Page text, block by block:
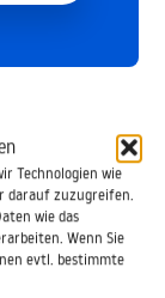
Technologien wie
darauf zuzugreifen.
wie das
Wenn Sie
evtl. bestimmte
…